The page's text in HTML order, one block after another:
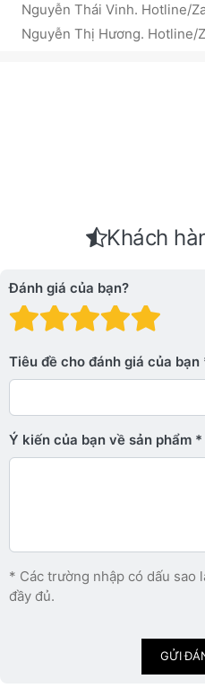
Nguyễn Thái Vinh. Hotline/
Nguyễn Thị Hương. Hotline/
Khách
Đánh giá của bạn?
Đánh
Đánh
Đánh giá:
Đánh giá: 1
Tiêu đề cho đánh giá của bạn
Ý kiến ​​của bạn về sản phẩm
* Các trường nhập có dấu sao
đầy đủ.
GỬI